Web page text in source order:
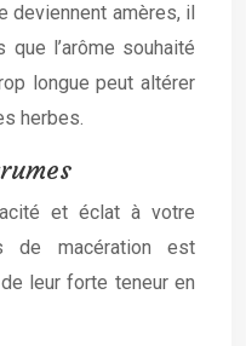
deviennent amères, il
l’arôme souhaité
longue peut altérer
herbes.
et éclat à votre
de macération est
leur forte teneur en